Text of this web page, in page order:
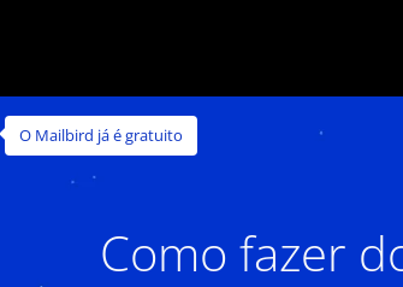
O Mailbird já é gratuito
Como fazer